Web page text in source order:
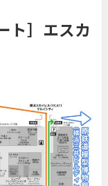
ト］エスカ